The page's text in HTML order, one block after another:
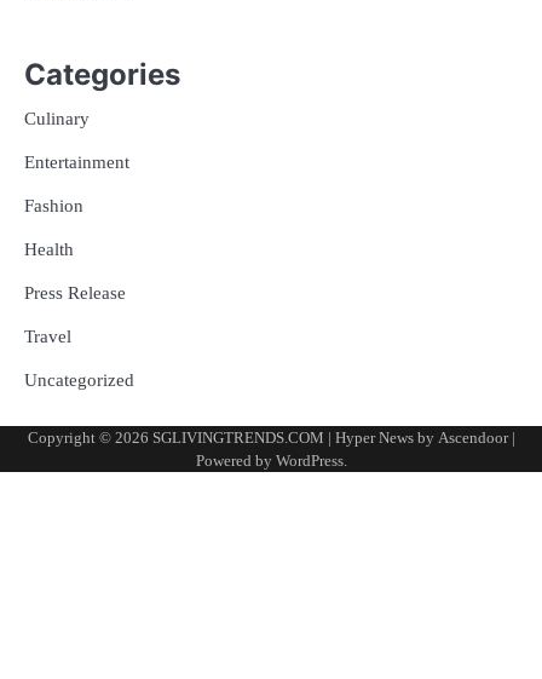
Categories
Culinary
Entertainment
Fashion
Health
Press Release
Travel
Uncategorized
Copyright © 2026 SGLIVINGTRENDS.COM | Hyper News by Ascendoor|
Powered by WordPress.